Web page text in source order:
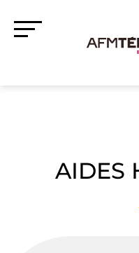
AIDES